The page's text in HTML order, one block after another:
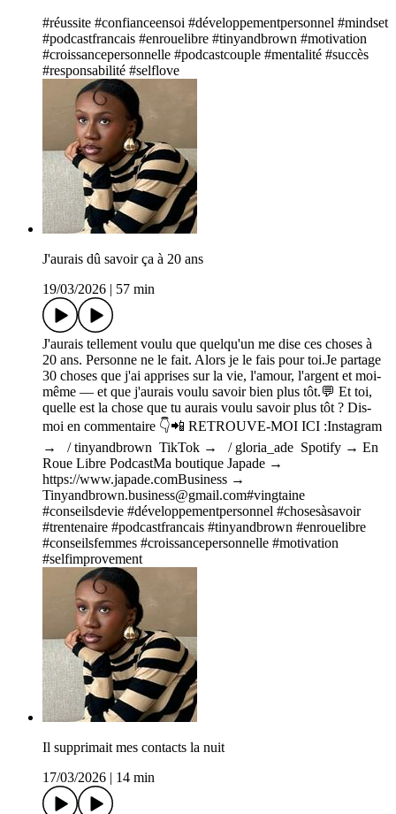
#réussite #confianceensoi #développementpersonnel #mindset
#podcastfrancais #enrouelibre #tinyandbrown #motivation
#croissancepersonnelle #podcastcouple #mentalité #succès
#responsabilité #selflove
J'aurais dû savoir ça à 20 ans
19/03/2026
57 min
J'aurais tellement voulu que quelqu'un me dise ces choses à
20 ans. Personne ne le fait. Alors je le fais pour toi.Je partage
30 choses que j'ai apprises sur la vie, l'amour, l'argent et moi-
même — et que j'aurais voulu savoir bien plus tôt.💬 Et toi,
quelle est la chose que tu aurais voulu savoir plus tôt ? Dis-
moi en commentaire 👇📲 RETROUVE-MOI ICI :Instagram
→ / tinyandbrown TikTok → / gloria_ade Spotify → En
Roue Libre PodcastMa boutique Japade →
https://www.japade.comBusiness →
Tinyandbrown.business@gmail.com#vingtaine
#conseilsdevie #développementpersonnel #chosesàsavoir
#trentenaire #podcastfrancais #tinyandbrown #enrouelibre
#conseilsfemmes #croissancepersonnelle #motivation
#selfimprovement
Il supprimait mes contacts la nuit
17/03/2026
14 min